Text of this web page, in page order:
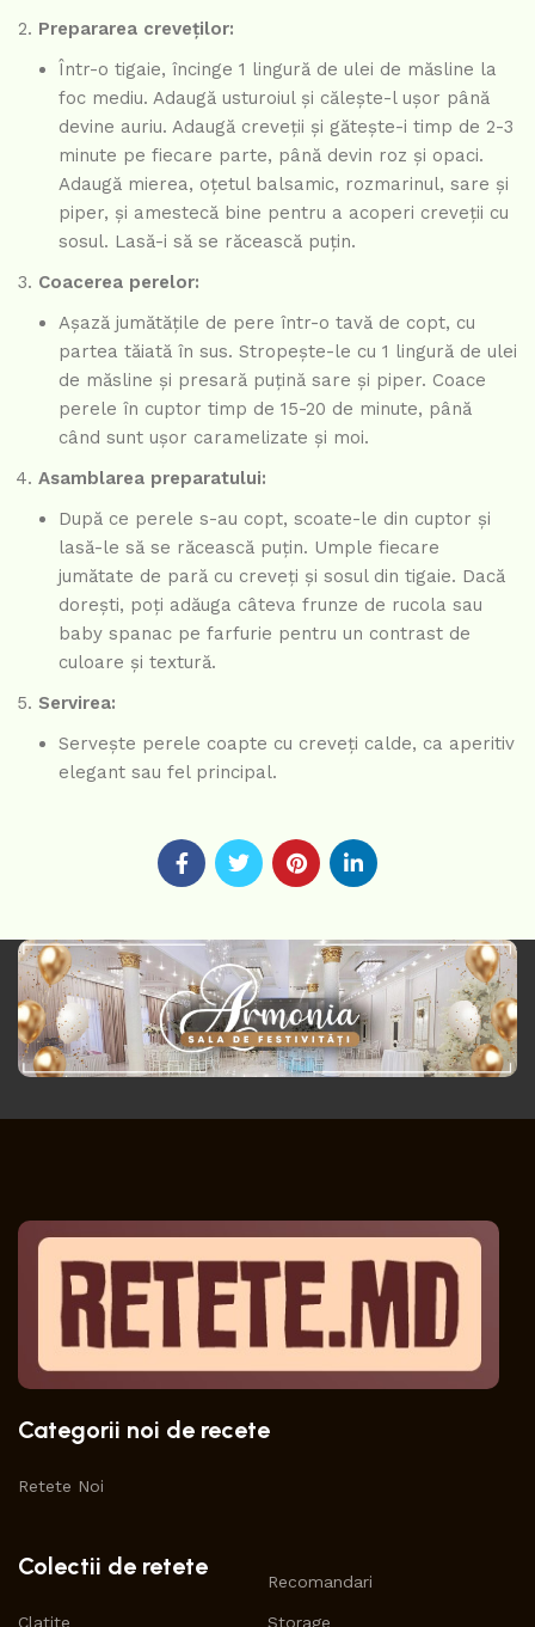
Prepararea creveților:
Într-o tigaie, încinge 1 lingură de ulei de măsline la
foc mediu. Adaugă usturoiul și călește-l ușor până
devine auriu. Adaugă creveții și gătește-i timp de 2-3
minute pe fiecare parte, până devin roz și opaci.
Adaugă mierea, oțetul balsamic, rozmarinul, sare și
piper, și amestecă bine pentru a acoperi creveții cu
sosul. Lasă-i să se răcească puțin.
Coacerea perelor:
Așază jumătățile de pere într-o tavă de copt, cu
partea tăiată în sus. Stropește-le cu 1 lingură de ulei
de măsline și presară puțină sare și piper. Coace
perele în cuptor timp de 15-20 de minute, până
când sunt ușor caramelizate și moi.
Asamblarea preparatului:
După ce perele s-au copt, scoate-le din cuptor și
lasă-le să se răcească puțin. Umple fiecare
jumătate de pară cu creveți și sosul din tigaie. Dacă
dorești, poți adăuga câteva frunze de rucola sau
baby spanac pe farfurie pentru un contrast de
culoare și textură.
Servirea:
Servește perele coapte cu creveți calde, ca aperitiv
elegant sau fel principal.
Categorii noi de recete
Retete Noi
Colectii de retete
Clatite
Recomandari
Storage